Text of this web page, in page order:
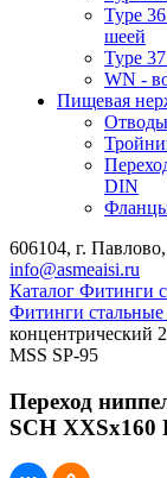
Type
шеей
Type
WN -
Пищевая
DIN
606104, г.
info@asmeaisi.ru
Каталог Фитинги
Фитинги
концентрический
MSS SP-95
Переход
SCH XXSх160